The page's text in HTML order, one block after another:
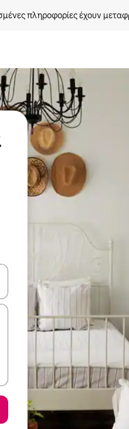
πληροφορίες έχουν
να πλοηγηθείτε στη σελίδα